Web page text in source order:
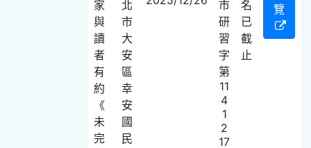
家
與
讀
者
有
約
《
未
完
北
市
大
安
區
幸
安
國
民
市
研
習
字
第
11
4
1
2
17
名
已
截
止
覽